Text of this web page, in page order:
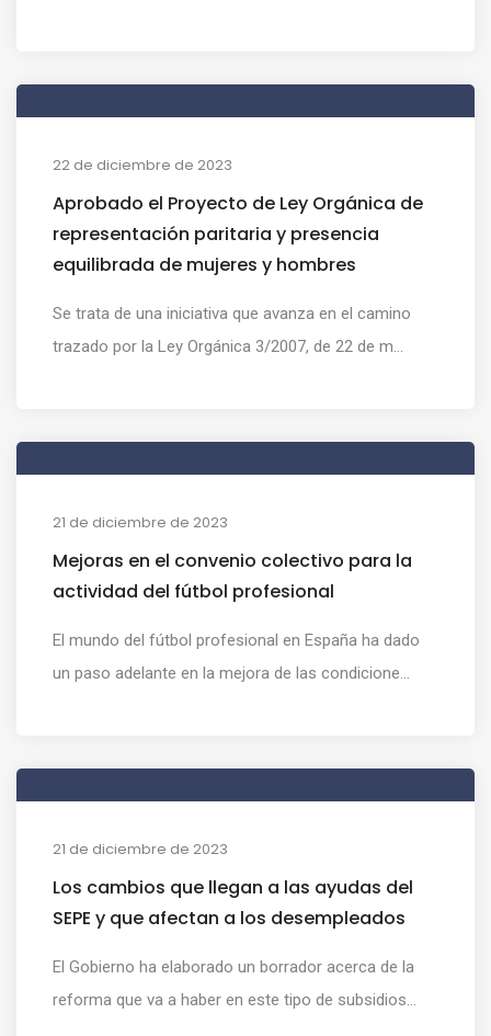
22 de diciembre de 2023
Aprobado el Proyecto de Ley Orgánica de
representación paritaria y presencia
equilibrada de mujeres y hombres
Se trata de una iniciativa que avanza en el camino
trazado por la Ley Orgánica 3/2007, de 22 de m...
21 de diciembre de 2023
Mejoras en el convenio colectivo para la
actividad del fútbol profesional
El mundo del fútbol profesional en España ha dado
un paso adelante en la mejora de las condicione...
21 de diciembre de 2023
Los cambios que llegan a las ayudas del
SEPE y que afectan a los desempleados
El Gobierno ha elaborado un borrador acerca de la
reforma que va a haber en este tipo de subsidios...